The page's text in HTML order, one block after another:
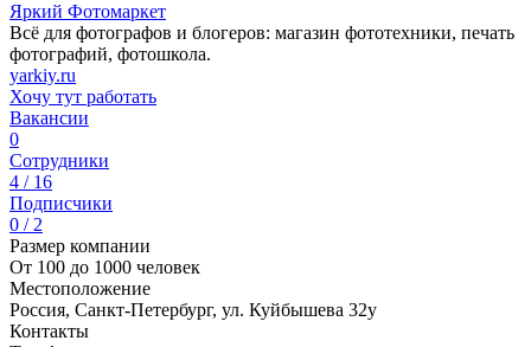
Яркий Фотомаркет
Всё для фотографов и блогеров: магазин фототехники, печать
фотографий, фотошкола.
yarkiy.ru
Хочу тут работать
Вакансии
0
Сотрудники
4 / 16
Подписчики
0 / 2
Размер компании
От 100 до 1000 человек
Местоположение
Россия, Санкт-Петербург, ул. Куйбышева 32у
Контакты